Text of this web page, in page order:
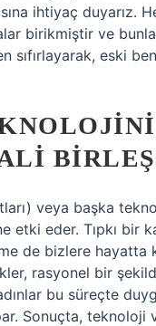
ihtiyaç duyarız.
birikmiştir ve
sıfırlayarak, eski
veya başka
etki eder. Tıpkı
de bizlere hayatta
rasyonel bir
bu süreçte
Sonuçta, teknoloji